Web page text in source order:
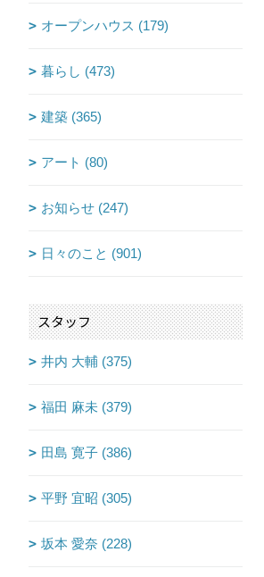
オープンハウス (179)
暮らし (473)
建築 (365)
アート (80)
お知らせ (247)
日々のこと (901)
スタッフ
井内 大輔 (375)
福田 麻未 (379)
田島 寛子 (386)
平野 宜昭 (305)
坂本 愛奈 (228)